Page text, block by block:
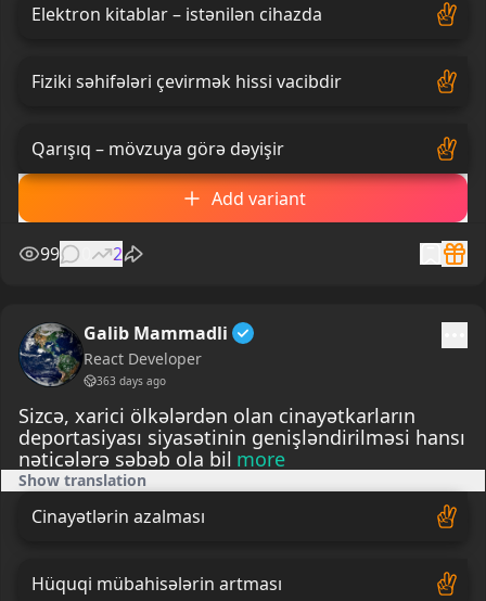
Elektron kitablar – istənilən cihazda
Fiziki səhifələri çevirmək hissi vacibdir
Qarışıq – mövzuya görə dəyişir
Add variant
99 2
Galib Mammadli
React Developer
363 days ago
Sizcə, xarici ölkələrdən olan cinayətkarların
deportasiyası siyasətinin genişləndirilməsi hansı
nəticələrə səbəb ola bil more
Show translation
Cinayətlərin azalması
Hüquqi mübahisələrin artması